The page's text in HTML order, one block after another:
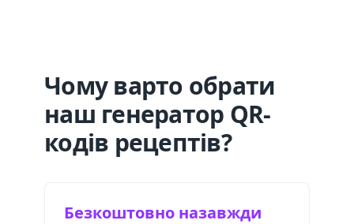
Чому варто обрати
наш генератор QR-
кодів рецептів?
Безкоштовно назавжди